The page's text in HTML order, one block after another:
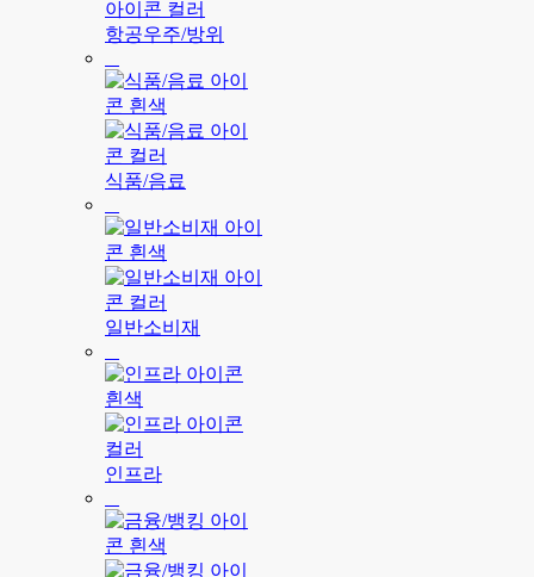
항공우주/방위
식품/음료
일반소비재
인프라